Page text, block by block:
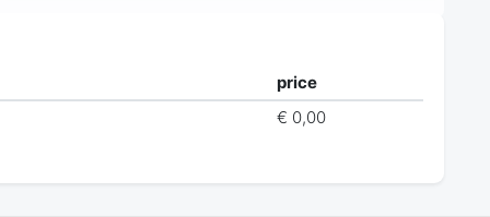
price
€ 0,00